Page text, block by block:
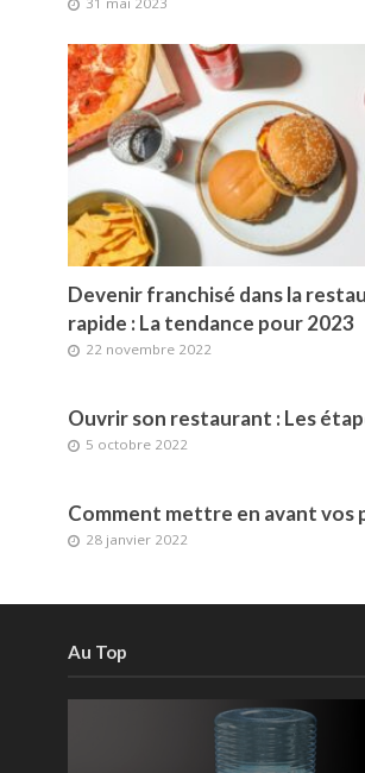
Devenir franchisé dans la
rapide : La tendance pour 2023
22 novembre 2022
Ouvrir son restaurant : Les
5 octobre 2022
Comment mettre en avant vos
28 janvier 2022
Au Top